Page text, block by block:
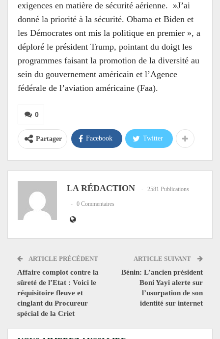
exigences en matière de sécurité aérienne. »J’ai
donné la priorité à la sécurité. Obama et Biden et
les Démocrates ont mis la politique en premier », a
déploré le président Trump, pointant du doigt les
programmes faisant la promotion de la diversité au
sein du gouvernement américain et l’Agence
fédérale de l’aviation américaine (Faa).
0
Partager Facebook Twitter
LA RÉDACTION 2581 Publications
0 Commentaires
ARTICLE PRÉCÉDENT
Affaire complot contre la
sûreté de l’Etat : Voici le
réquisitoire fleuve et
cinglant du Procureur
spécial de la Criet
ARTICLE SUIVANT
Bénin: L’ancien président
Boni Yayi alerte sur
l’usurpation de son
identité sur internet